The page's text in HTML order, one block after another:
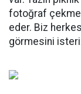
fotoğraf
eder. Biz
görmesini